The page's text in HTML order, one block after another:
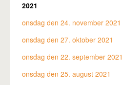
2021
onsdag den 24. november 2021
onsdag den 27. oktober 2021
onsdag den 22. september 2021
onsdag den 25. august 2021